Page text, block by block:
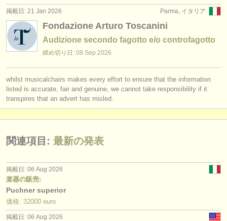
Parma, イタリア
掲載日: 21 Jan 2026
Fondazione Arturo Toscanini
Audizione secondo fagotto e/o controfagotto
締め切り日: 08 Sep 2026
whilst musicalchairs makes every effort to ensure that the information
listed is accurate, fair and genuine, we cannot take responsibility if it
transpires that an advert has misled.
関連項目: 最新の発表
掲載日: 06 Aug 2026
楽器の販売:
Puchner superior
価格: 32000 euro
掲載日: 06 Aug 2026